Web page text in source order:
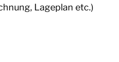
Lageplan etc.)